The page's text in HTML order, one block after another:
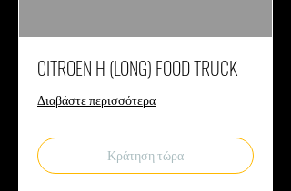
CITROEN H (LONG) FOOD TRUCK
Διαβάστε περισσότερα
Κράτηση τώρα